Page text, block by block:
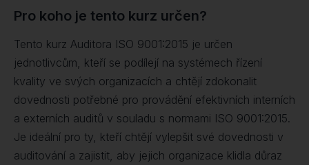
Pro koho je tento kurz určen?
Tento kurz Auditora ISO 9001:2015 je určen
jednotlivcům, kteří se podílejí na systémech řízení
kvality ve svých organizacích a chtějí zdokonalit
dovednosti potřebné pro provádění efektivních interních
a externích auditů v souladu s normami ISO 9001:2015.
Je ideální pro ty, kteří chtějí vylepšit své dovednosti v
auditování a zajistit, aby jejich organizace klidla důraz